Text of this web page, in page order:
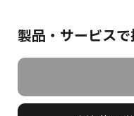
製品・サービス